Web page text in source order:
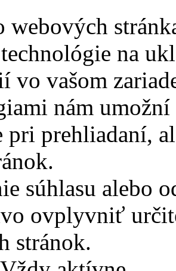
webových
na
vo vašom
nám
pri prehliadaní,
súhlasu alebo
ovplyvniť
stránok.